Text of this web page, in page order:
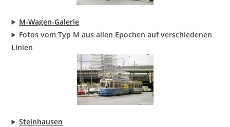
M-Wagen-Galerie
Fotos vom Typ M aus allen Epochen auf verschiedenen
Linien
Steinhausen